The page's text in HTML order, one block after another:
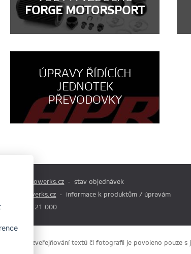
FORGE MOTORSPORT
ÚPRAVY ŘÍDÍCÍCH
JEDNOTEK
PŘEVODOVKY
prodej@autowerks.cz
stav objednávek
info@autowerks.cz
informace k produktům / úpravám
721 121 000
zveřejňování textů či fotografii je povoleno pouze s